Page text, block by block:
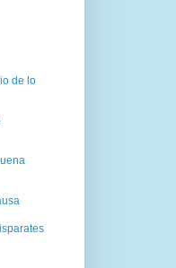
de lo